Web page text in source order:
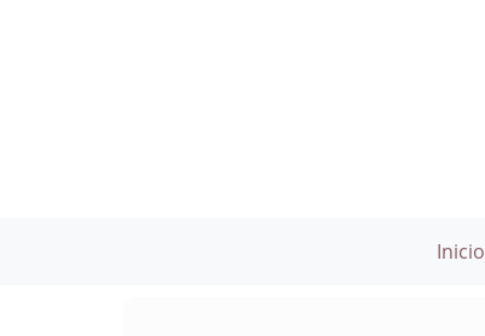
Inicio